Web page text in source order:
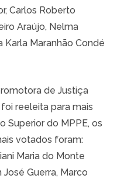
Carlos Roberto
Araújo, Nelma
Karla Maranhão Condé
de Justiça
reeleita para mais
Superior do MPPE, os
votados foram:
Maria do Monte
Guerra, Marco